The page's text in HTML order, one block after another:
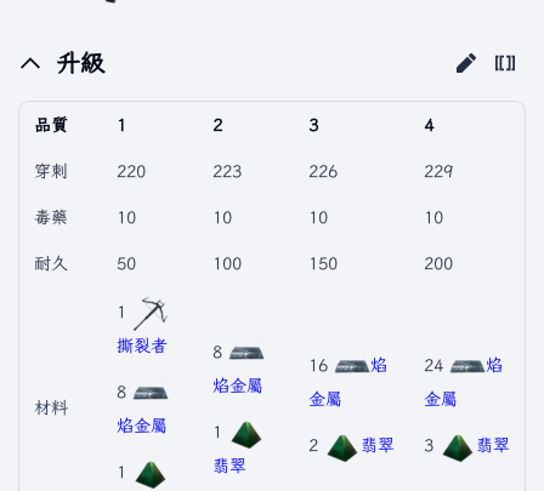
升級
品質 1 2 3 4
穿刺 220 223 226 229
毒藥 10 10 10 10
耐久 50 100 150 200
材料
1
撕裂者
8
焰金屬
1
8
焰金屬
1
翡翠
16
焰
金屬
2 翡翠
24
焰
金屬
3 翡翠